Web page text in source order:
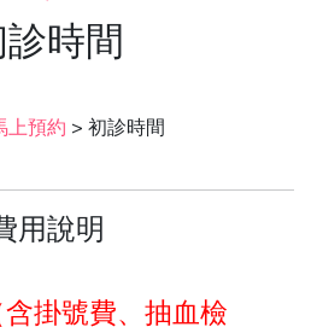
時間
上預約 > 初診時間
用說明
掛號費、抽血檢